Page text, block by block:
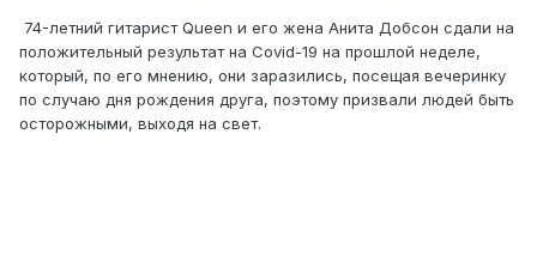
74-летний гитарист Queen и его жена Анита Добсон сдали на
положительный результат на Covid-19 на прошлой неделе,
который, по его мнению, они заразились, посещая вечеринку
по случаю дня рождения друга, поэтому призвали людей быть
осторожными, выходя на свет.